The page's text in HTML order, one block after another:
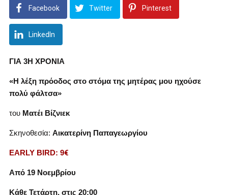
Facebook Twitter Pinterest
LinkedIn
ΓΙΑ 3Η ΧΡΟΝΙΑ
«Η λέξη πρόοδος στο στόμα της μητέρας μου ηχούσε
πολύ φάλτσα»
του Ματέι Βίζνιεκ
Σκηνοθεσία: Αικατερίνη Παπαγεωργίου
EARLY BIRD: 9€
Από 19 Νοεμβρίου
Κάθε Τετάρτη, στις 20:00